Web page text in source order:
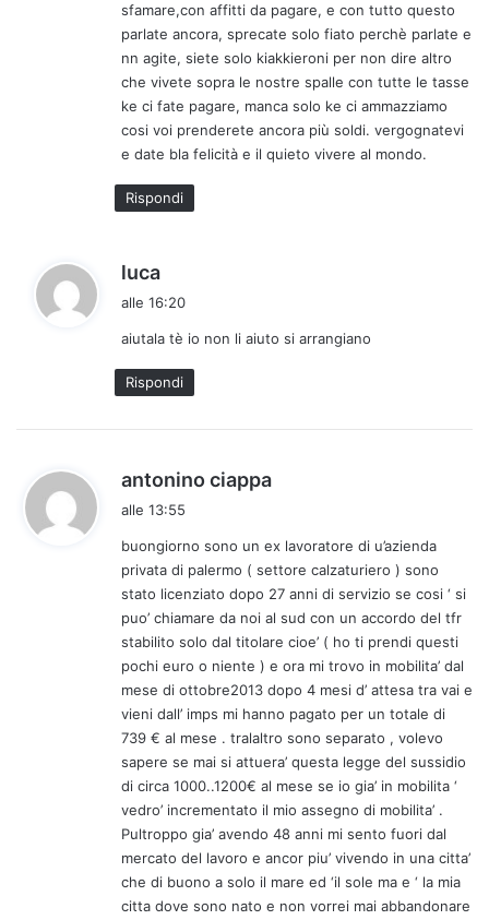
sfamare,con affitti da pagare, e con tutto questo
parlate ancora, sprecate solo fiato perchè parlate e
nn agite, siete solo kiakkieroni per non dire altro
che vivete sopra le nostre spalle con tutte le tasse
ke ci fate pagare, manca solo ke ci ammazziamo
cosi voi prenderete ancora più soldi. vergognatevi
e date bla felicità e il quieto vivere al mondo.
Rispondi
luca
a
e
t
t
alle 16:20
aiutala tè io non li aiuto si arrangiano
Rispondi
antonino ciappa
e
t
t
o
:
alle 13:55
buongiorno sono un ex lavoratore di u’azienda
privata di palermo ( settore calzaturiero ) sono
stato licenziato dopo 27 anni di servizio se cosi ‘ si
puo’ chiamare da noi al sud con un accordo del tfr
stabilito solo dal titolare cioe’ ( ho ti prendi questi
pochi euro o niente ) e ora mi trovo in mobilita’ dal
mese di ottobre2013 dopo 4 mesi d’ attesa tra vai e
vieni dall’ imps mi hanno pagato per un totale di
739 € al mese . tralaltro sono separato , volevo
sapere se mai si attuera’ questa legge del sussidio
di circa 1000..1200€ al mese se io gia’ in mobilita ‘
vedro’ incrementato il mio assegno di mobilita’ .
Pultroppo gia’ avendo 48 anni mi sento fuori dal
mercato del lavoro e ancor piu’ vivendo in una citta’
che di buono a solo il mare ed ‘il sole ma e ‘ la mia
citta dove sono nato e non vorrei mai abbandonare